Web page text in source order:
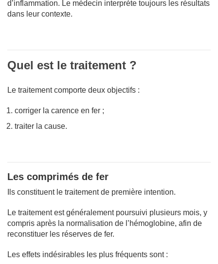
d’inflammation. Le médecin interprète toujours les résultats
dans leur contexte.
Quel est le traitement ?
Le traitement comporte deux objectifs :
corriger la carence en fer ;
traiter la cause.
Les comprimés de fer
Ils constituent le traitement de première intention.
Le traitement est généralement poursuivi plusieurs mois, y
compris après la normalisation de l’hémoglobine, afin de
reconstituer les réserves de fer.
Les effets indésirables les plus fréquents sont :